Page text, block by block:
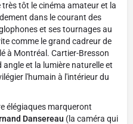
très tôt le cinéma amateur et la
dans le courant des
et ses tournages au
comme le grand cadreur de
à Montréal. Cartier-Bresson
angle et la lumière naturelle et
l'humain à l'intérieur du
élégiaques marqueront
Dansereau (la caméra qui